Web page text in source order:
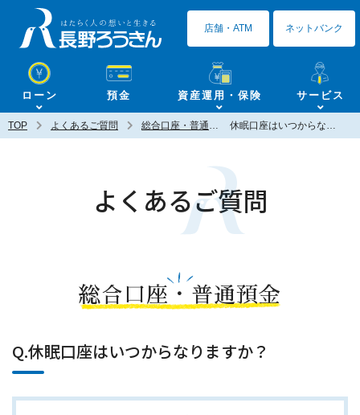
ローン 預金 資産運用・保険 サービス
店舗・ATM ネットバンク
TOP よくあるご質問 総合口座・普通預金 休眠口座はいつからなりますか？
よくあるご質問
総合口座・普通預金
Q.休眠口座はいつからなりますか？